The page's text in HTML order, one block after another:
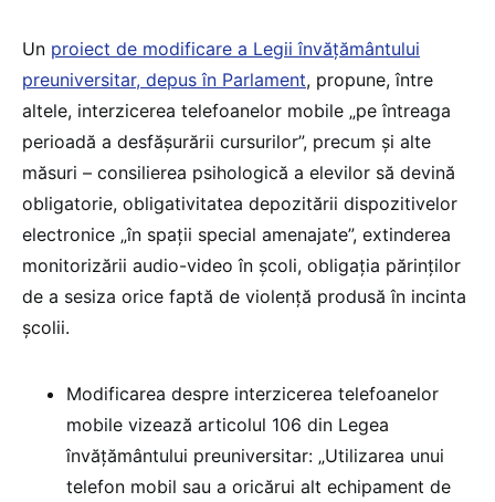
Un proiect de modificare a Legii învățământului
preuniversitar, depus în Parlament, propune, între
altele, interzicerea telefoanelor mobile „pe întreaga
perioadă a desfășurării cursurilor”, precum și alte
măsuri – consilierea psihologică a elevilor să devină
obligatorie, obligativitatea depozitării dispozitivelor
electronice „în spații special amenajate”, extinderea
monitorizării audio-video în școli, obligația părinților
de a sesiza orice faptă de violență produsă în incinta
școlii.
Modificarea despre interzicerea telefoanelor
mobile vizează articolul 106 din Legea
învățământului preuniversitar: „Utilizarea unui
telefon mobil sau a oricărui alt echipament de